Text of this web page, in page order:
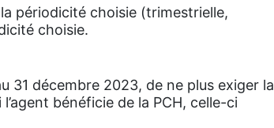
périodicité choisie (trimestrielle,
choisie.
31 décembre 2023, de ne plus exiger la
bénéficie de la PCH, celle-ci